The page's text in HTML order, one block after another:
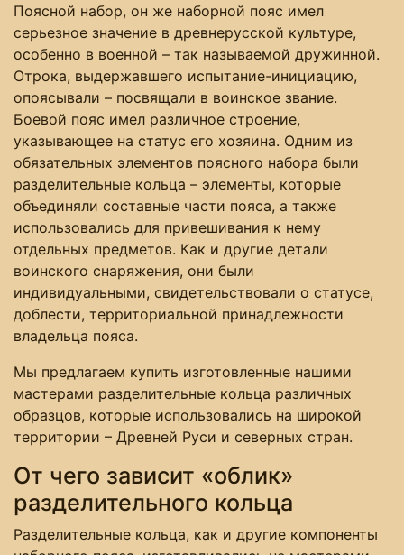
Поясной набор, он же наборной пояс имел
серьезное значение в древнерусской культуре,
особенно в военной – так называемой дружинной.
Отрока, выдержавшего испытание-инициацию,
опоясывали – посвящали в воинское звание.
Боевой пояс имел различное строение,
указывающее на статус его хозяина. Одним из
обязательных элементов поясного набора были
разделительные кольца – элементы, которые
объединяли составные части пояса, а также
использовались для привешивания к нему
отдельных предметов. Как и другие детали
воинского снаряжения, они были
индивидуальными, свидетельствовали о статусе,
доблести, территориальной принадлежности
владельца пояса.
Мы предлагаем купить изготовленные нашими
мастерами разделительные кольца различных
образцов, которые использовались на широкой
территории – Древней Руси и северных стран.
От чего зависит «облик»
разделительного кольца
Разделительные кольца, как и другие компоненты